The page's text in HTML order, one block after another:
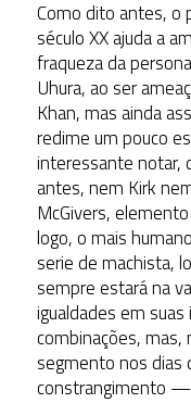
Como dito antes, o
século XX ajuda a
fraqueza da
Uhura, ao ser
Khan, mas ainda
redime um pouco
interessante notar,
antes, nem Kirk
McGivers,
logo, o mais
serie de machista,
sempre estará na
igualdades em
combinações,
segmento nos dias
constrangimento —